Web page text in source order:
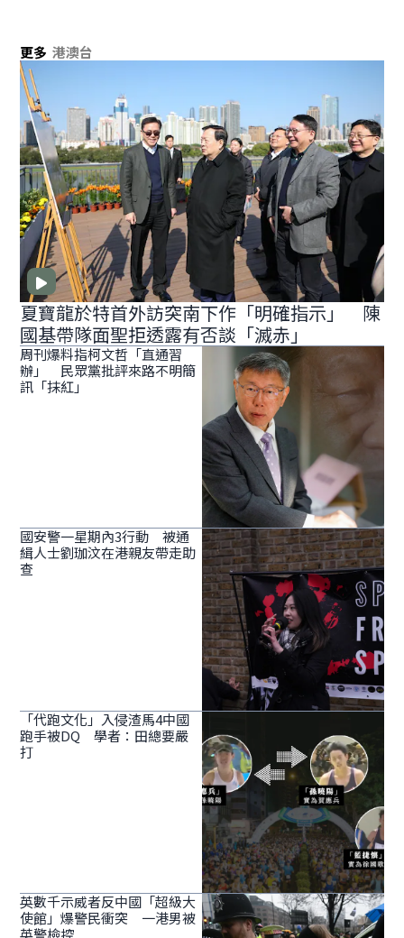
更多 港澳台
夏寶龍於特首外訪突南下作「明確指示」 陳
國基帶隊面聖拒透露有否談「滅赤」
周刊爆料指柯文哲「直通習
辦」 民眾黨批評來路不明簡
訊「抹紅」
國安警一星期內3行動 被通
緝人士劉珈汶在港親友帶走助
查
「代跑文化」入侵渣馬4中國
跑手被DQ 學者：田總要嚴
打
英數千示威者反中國「超級大
使館」爆警民衝突 一港男被